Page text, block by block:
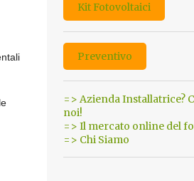
Kit Fotovoltaici
Preventivo
=> Azienda Installatrice?
noi!
=> Il mercato online del
=> Chi Siamo